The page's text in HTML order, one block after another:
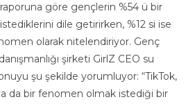
raporuna göre gençlerin %54 ü bir
dile getirirken, %12 si ise
olarak nitelendiriyor. Genç
şirketi GirlZ CEO su
şu şekilde yorumluyor: “TikTok,
da bir fenomen olmak istediği bir